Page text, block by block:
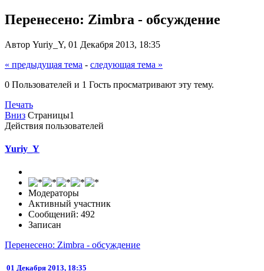
Перенесено: Zimbra - обсуждение
Автор Yuriy_Y, 01 Декабря 2013, 18:35
« предыдущая тема - следующая тема »
0 Пользователей и 1 Гость просматривают эту тему.
Печать
Вниз Страницы1
Действия пользователей
Yuriy_Y
Модераторы
Активный участник
Сообщений: 492
Записан
Перенесено: Zimbra - обсуждение
01 Декабря 2013, 18:35